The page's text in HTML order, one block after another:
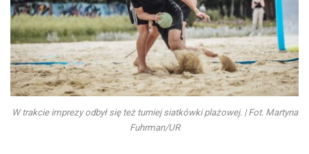
W trakcie imprezy odbył się też turniej siatkówki plażowej. | Fot. Martyna
Fuhrman/UR